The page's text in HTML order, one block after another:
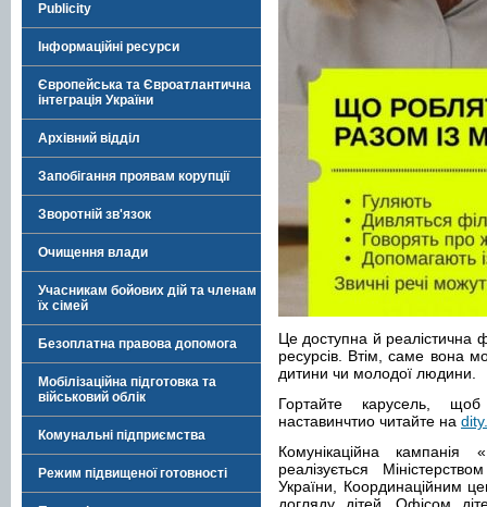
Publicity
Інформаційні ресурси
Європейська та Євроатлантична
інтеграція України
Архівний відділ
Запобігання проявам корупції
Зворотній зв'язок
Очищення влади
Учасникам бойових дій та членам
їх сімей
Безоплатна правова допомога
Мобілізаційна підготовка та
військовий облік
Комунальні підприємства
Режим підвищеної готовності
Це доступна й реалістична
ресурсів. Втім, саме вона
дитини чи молодої людини.
Гортайте карусель,
наставинчтио читайте на
Комунікаційна
реалізується
України, Координаційним